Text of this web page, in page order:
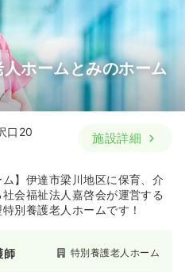
ホームとみのホーム
口20
施設詳細
】伊達市梁川地区に保育、介
会福祉法人嘉啓会が運営する
別養護老人ホームです！
師 特別養護老人ホーム